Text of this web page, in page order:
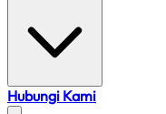
Hubungi Kami